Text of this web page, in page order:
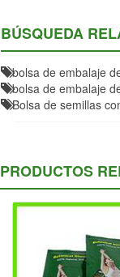
BÚSQUEDA
bolsa de embalaje
bolsa de embalaje
Bolsa de semillas
PRODUCTOS